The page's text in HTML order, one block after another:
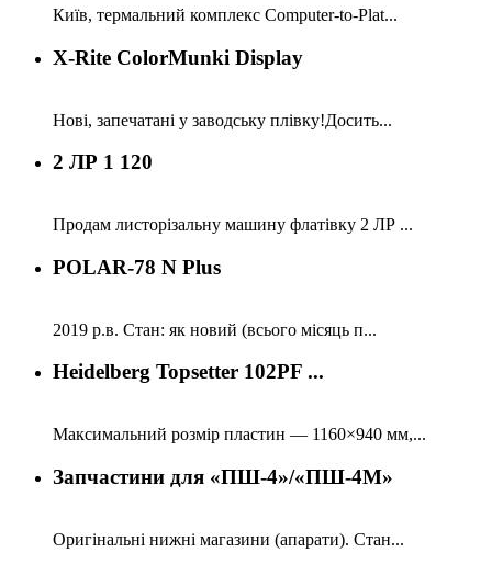
Київ, термальний комплекс Computer-to-Plat...
X-Rite ColorMunki Display
Нові, запечатані у заводську плівку!Досить...
2 ЛР 1 120
Продам листорізальну машину флатівку 2 ЛР ...
POLAR-78 N Plus
2019 р.в. Стан: як новий (всього місяць п...
Heidelberg Topsetter 102PF ...
Максимальний розмір пластин — 1160×940 мм,...
Запчастини для «ПШ-4»/«ПШ-4М»
Оригінальні нижні магазини (апарати). Стан...